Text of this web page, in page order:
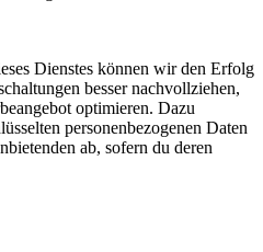
Dienstes können wir den Erfolg
besser nachvollziehen,
optimieren. Dazu
personenbezogenen Daten
ab, sofern du deren